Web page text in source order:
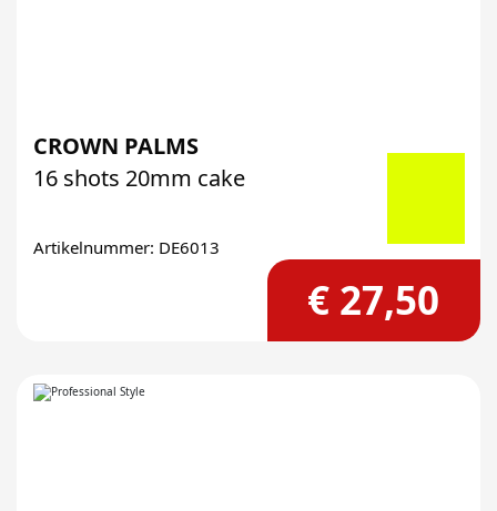
CROWN PALMS
16 shots 20mm cake
Artikelnummer: DE6013
€ 27,50